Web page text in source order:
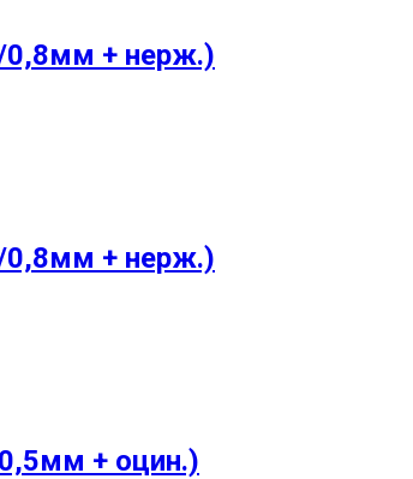
0,8мм + нерж.)
0,8мм + нерж.)
+ оцин.)